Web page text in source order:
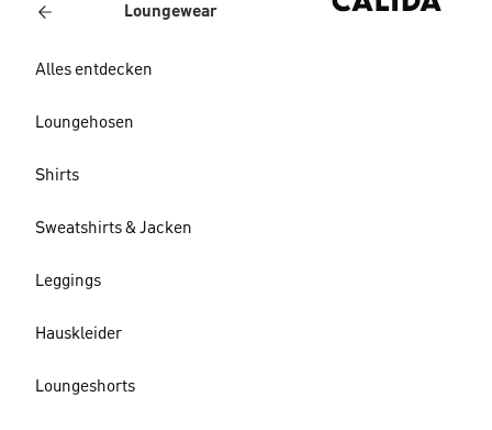
Loungewear
Alles entdecken
Loungehosen
Shirts
Sweatshirts & Jacken
Leggings
Hauskleider
Loungeshorts